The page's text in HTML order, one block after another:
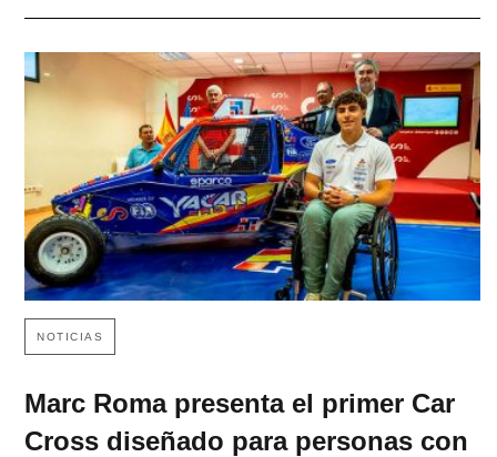
NOTICIAS
Marc Roma presenta el primer Car
Cross diseñado para personas con